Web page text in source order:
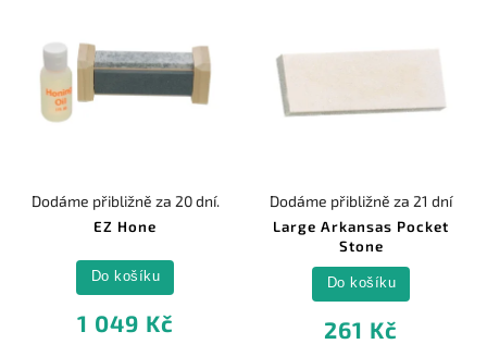
EZ Hone
Dodáme přibližně za 20 dní.
1 049 Kč
Do košíku
Large Arkansas Pocket
Stone
Dodáme přibližně za 21 dní
261 Kč
Do košíku